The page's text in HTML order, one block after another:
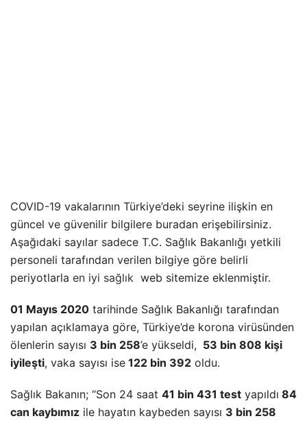
COVID-19 vakalarının Türkiye’deki seyrine ilişkin en
güncel ve güvenilir bilgilere buradan erişebilirsiniz.
Aşağıdaki sayılar sadece T.C. Sağlık Bakanlığı yetkili
personeli tarafından verilen bilgiye göre belirli
periyotlarla en iyi sağlık web sitemize eklenmiştir.
01 Mayıs 2020 tarihinde Sağlık Bakanlığı tarafından
yapılan açıklamaya göre, Türkiye’de korona virüsünden
ölenlerin sayısı 3 bin 258’e yükseldi, 53 bin 808 kişi
iyileşti, vaka sayısı ise 122 bin 392 oldu.
Sağlık Bakanın; “Son 24 saat 41 bin 431 test yapıldı 84
can kaybımız ile hayatın kaybeden sayısı 3 bin 258